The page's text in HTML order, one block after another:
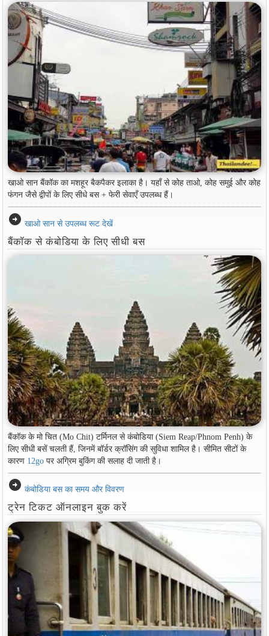
खाओ सान बैंकॉक का मशहूर बैकपैकर इलाका है। यहाँ से कोह ताओ, कोह समुई और कोह
फंगन जैसे द्वीपों के लिए सीधे बस + फेरी सेवाएँ उपलब्ध हैं।
arrow_circle_right खाओ सान से उपलब्ध रूट देखें
बैंकॉक से कंबोडिया के लिए सीधी बस
बैंकॉक के मो चित (Mo Chit) टर्मिनल से कंबोडिया (Siem Reap/Phnom Penh) के
लिए सीधी बसें चलती हैं, जिनमें बॉर्डर क्रॉसिंग की सुविधा शामिल है। सीमित सीटों के
कारण 12goपर अग्रिम बुकिंग की सलाह दी जाती है।
arrow_circle_right कंबोडिया बस का समय और विवरण
ट्रेन टिकट ऑनलाइन बुक करें